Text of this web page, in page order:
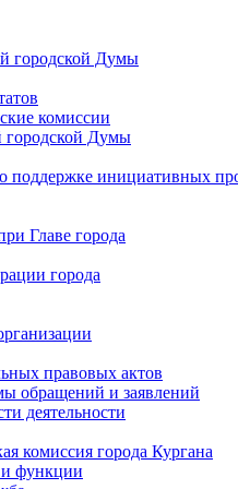
городской Думы
комиссии
городской Думы
поддержке инициативных
Главе города
города
правовых актов
обращений и заявлений
деятельности
комиссия города Кургана
функции